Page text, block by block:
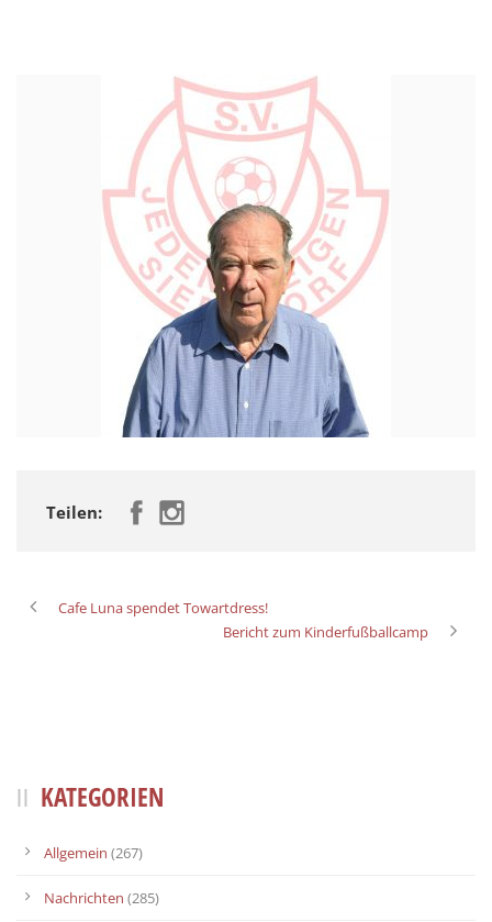
Teilen:
Cafe Luna spendet Towartdress!
Bericht zum Kinderfußballcamp
KATEGORIEN
Allgemein (267)
Nachrichten (285)